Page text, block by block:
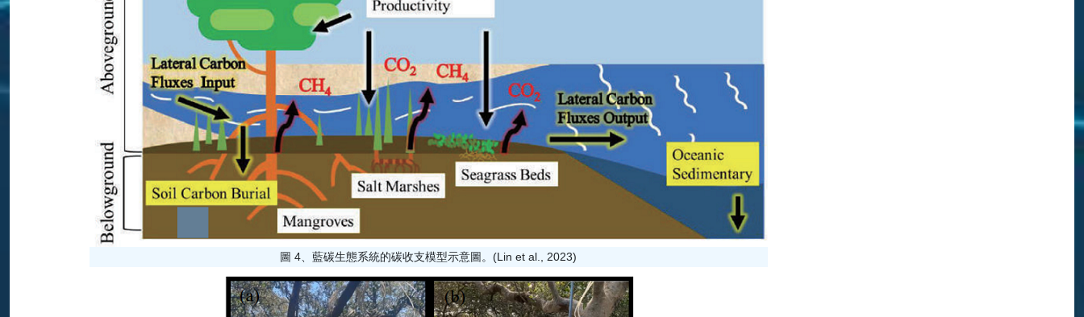
圖 4、藍碳生態系統的碳收支模型示意圖。(Lin et al., 2023)